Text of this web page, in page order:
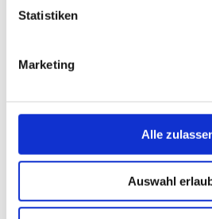
Statistiken
Marketing
Alle
Auswahl